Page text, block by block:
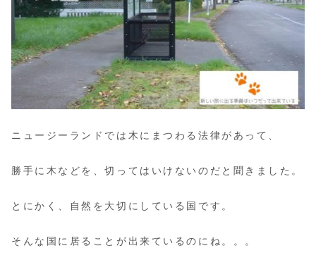
ニュージーランドでは木にまつわる法律があって、
勝手に木などを、切ってはいけないのだと聞きました。
とにかく、自然を大切にしている国です。
そんな国に居ることが出来ているのにね。。。